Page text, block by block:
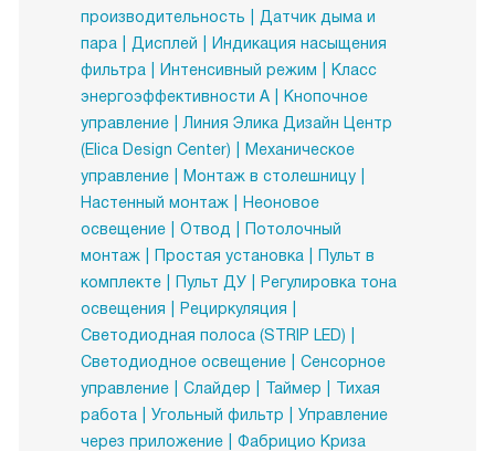
производительность
Датчик дыма и
пара
Дисплей
Индикация насыщения
фильтра
Интенсивный режим
Класс
энергоэффективности А
Кнопочное
управление
Линия Элика Дизайн Центр
(Elica Design Center)
Механическое
управление
Монтаж в столешницу
Настенный монтаж
Неоновое
освещение
Отвод
Потолочный
монтаж
Простая установка
Пульт в
комплекте
Пульт ДУ
Регулировка тона
освещения
Рециркуляция
Светодиодная полоса (STRIP LED)
Светодиодное освещение
Сенсорное
управление
Слайдер Таймер
Тихая
работа
Угольный фильтр
Управление
через приложение
Фабрицио Криза